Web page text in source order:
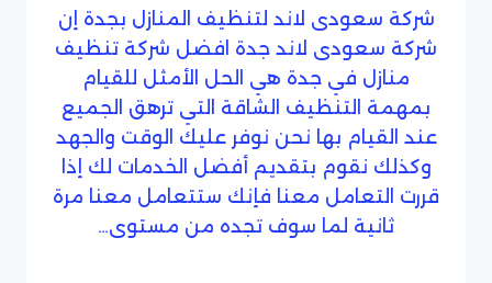
شركة سعودى لاند لتنظيف المنازل بجدة إن
شركة سعودى لاند جدة افضل شركة تنظيف
منازل في جدة هي الحل الأمثل للقيام
بمهمة التنظيف الشاقة التي ترهق الجميع
عند القيام بها نحن نوفر عليك الوقت والجهد
وكذلك نقوم بتقديم أفضل الخدمات لك إذا
قررت التعامل معنا فإنك ستتعامل معنا مرة
ثانية لما سوف تجده من مستوى…